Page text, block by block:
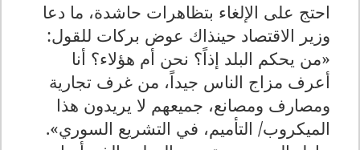
احتج على الإلغاء بتظاهرات حاشدة، ما دعا
وزير الاقتصاد حينذاك عوض بركات للقول:
«من يحكم البلد إذاً؟ نحن أم هؤلاء؟ أنا
أعرف مزاج الناس جيداً، من غرف تجارية
ومصارف ومصانع، جميعهم لا يريدون هذا
الميكروب/ التأميم، في التشريع السوري».